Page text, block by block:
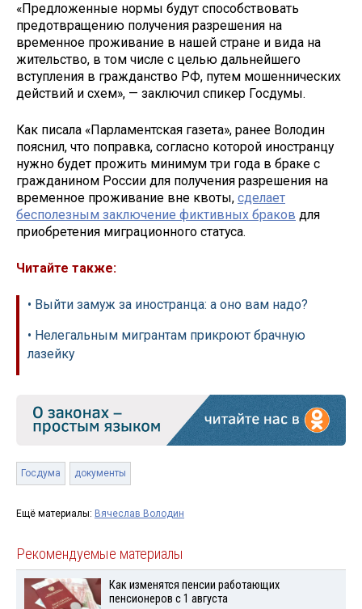
«Предложенные нормы будут способствовать
предотвращению получения разрешения на
временное проживание в нашей стране и вида на
жительство, в том числе с целью дальнейшего
вступления в гражданство РФ, путем мошеннических
действий и схем», — заключил спикер Госдумы.
Как писала «Парламентская газета», ранее Володин
пояснил, что поправка, согласно которой иностранцу
нужно будет прожить минимум три года в браке с
гражданином России для получения разрешения на
временное проживание вне квоты, сделает
бесполезным заключение фиктивных браков для
приобретения миграционного статуса.
Читайте также:
• Выйти замуж за иностранца: а оно вам надо?
• Нелегальным мигрантам прикроют брачную
лазейку
Госдума документы
Ещё материалы: Вячеслав Володин
Рекомендуемые материалы
Как изменятся пенсии работающих
пенсионеров с 1 августа